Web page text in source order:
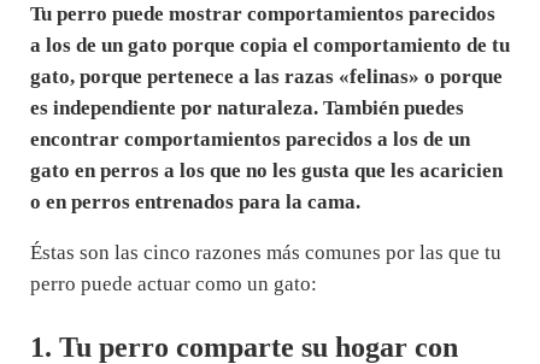
Tu perro puede mostrar comportamientos parecidos
a los de un gato porque copia el comportamiento de tu
gato, porque pertenece a las razas «felinas» o porque
es independiente por naturaleza. También puedes
encontrar comportamientos parecidos a los de un
gato en perros a los que no les gusta que les acaricien
o en perros entrenados para la cama.
Éstas son las cinco razones más comunes por las que tu
perro puede actuar como un gato:
1. Tu perro comparte su hogar con